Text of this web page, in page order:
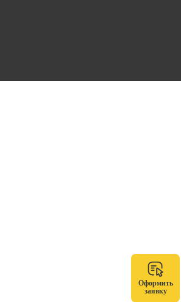
Оформить
заявку